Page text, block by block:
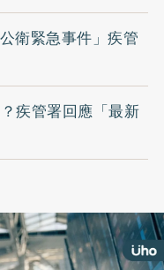
衛緊急事件」疾管
疾管署回應「最新